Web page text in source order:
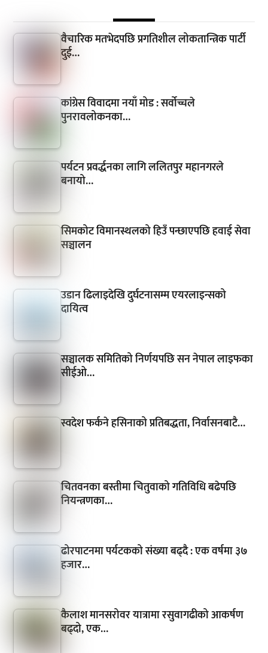
वैचारिक मतभेदपछि प्रगतिशील लोकतान्त्रिक पार्टी
दुई…
कांग्रेस विवादमा नयाँ मोड : सर्वोच्चले
पुनरावलोकनका…
पर्यटन प्रवर्द्धनका लागि ललितपुर महानगरले
बनायो…
सिमकोट विमानस्थलको हिउँ पन्छाएपछि हवाई सेवा
सञ्चालन
उडान ढिलाइदेखि दुर्घटनासम्म एयरलाइन्सको
दायित्व
सञ्चालक समितिको निर्णयपछि सन नेपाल लाइफका
सीईओ…
स्वदेश फर्कने हसिनाको प्रतिबद्धता, निर्वासनबाटै…
चितवनका बस्तीमा चितुवाको गतिविधि बढेपछि
नियन्त्रणका…
ढोरपाटनमा पर्यटकको संख्या बढ्दै : एक वर्षमा ३७
हजार…
कैलाश मानसरोवर यात्रामा रसुवागढीको आकर्षण
बढ्दो, एक…